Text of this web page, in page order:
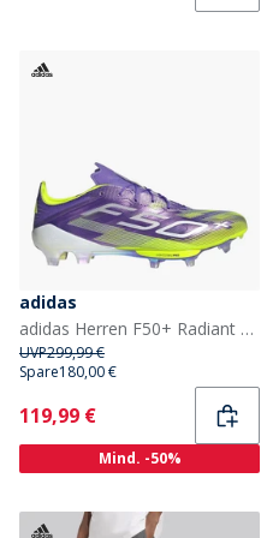
adidas
adidas Herren F50+ Radiant Blaze Pack FG Festboden Fußballschuhe Purple Rush/Cloud White/Lucid Lemon
UVP299,99 €
Spare180,00 €
Current
119,99 €
Mind. -50%